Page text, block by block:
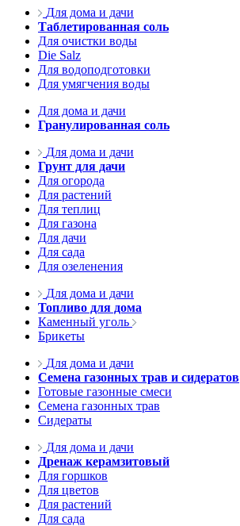
Для дома и дачи
Таблетированная соль
Для очистки воды
Die Salz
Для водоподготовки
Для умягчения воды
Для дома и дачи
Гранулированная соль
Для дома и дачи
Грунт для дачи
Для огорода
Для растений
Для теплиц
Для газона
Для дачи
Для сада
Для озеленения
Для дома и дачи
Топливо для дома
Каменный уголь
Брикеты
Для дома и дачи
Семена газонных трав и сидератов
Готовые газонные смеси
Семена газонных трав
Сидераты
Для дома и дачи
Дренаж керамзитовый
Для горшков
Для цветов
Для растений
Для сада